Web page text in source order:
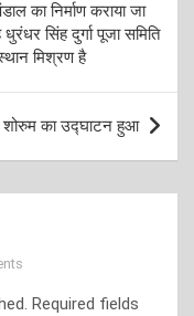
का निर्माण कराया जा
सिंह दुर्गा पूजा समिति
मिश्रण है
का उद्घाटन हुआ
Required fields